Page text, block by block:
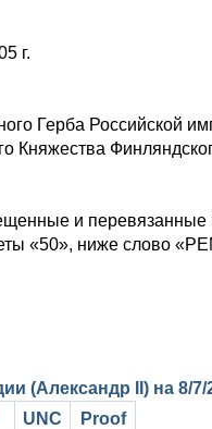
г.
Герба Российской
Княжества
и перевязанные
«50», ниже слово
(Александр II) на 8/7/
UNC
Proof